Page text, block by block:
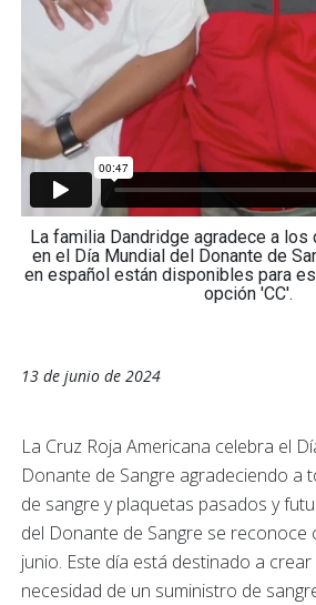
La familia Dandridge agradece a los
en el Día Mundial del Donante de
en español están disponibles para
opción 'CC'.
13 de junio de 2024
La Cruz Roja Americana celebra el
Donante de Sangre agradeciendo a
de sangre y plaquetas pasados y
del Donante de Sangre se reconoce
junio. Este día está destinado a
necesidad de un suministro de